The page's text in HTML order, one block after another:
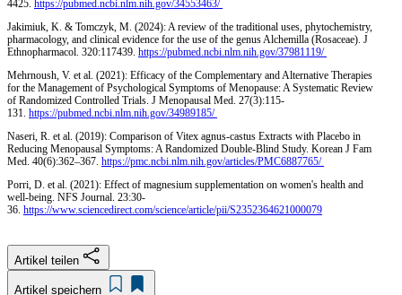
4425. https://pubmed.ncbi.nlm.nih.gov/34553463/
Jakimiuk, K. & Tomczyk, M. (2024): A review of the traditional uses, phytochemistry,
pharmacology, and clinical evidence for the use of the genus Alchemilla (Rosaceae). J
Ethnopharmacol. 320:117439. https://pubmed.ncbi.nlm.nih.gov/37981119/
Mehrnoush, V. et al. (2021): Efficacy of the Complementary and Alternative Therapies
for the Management of Psychological Symptoms of Menopause: A Systematic Review
of Randomized Controlled Trials. J Menopausal Med. 27(3):115-
131. https://pubmed.ncbi.nlm.nih.gov/34989185/
Naseri, R. et al. (2019): Comparison of Vitex agnus-castus Extracts with Placebo in
Reducing Menopausal Symptoms: A Randomized Double-Blind Study. Korean J Fam
Med. 40(6):362–367. https://pmc.ncbi.nlm.nih.gov/articles/PMC6887765/
Porri, D. et al. (2021): Effect of magnesium supplementation on women's health and
well-being. NFS Journal. 23:30-
36. https://www.sciencedirect.com/science/article/pii/S2352364621000079
Artikel teilen
Artikel speichern